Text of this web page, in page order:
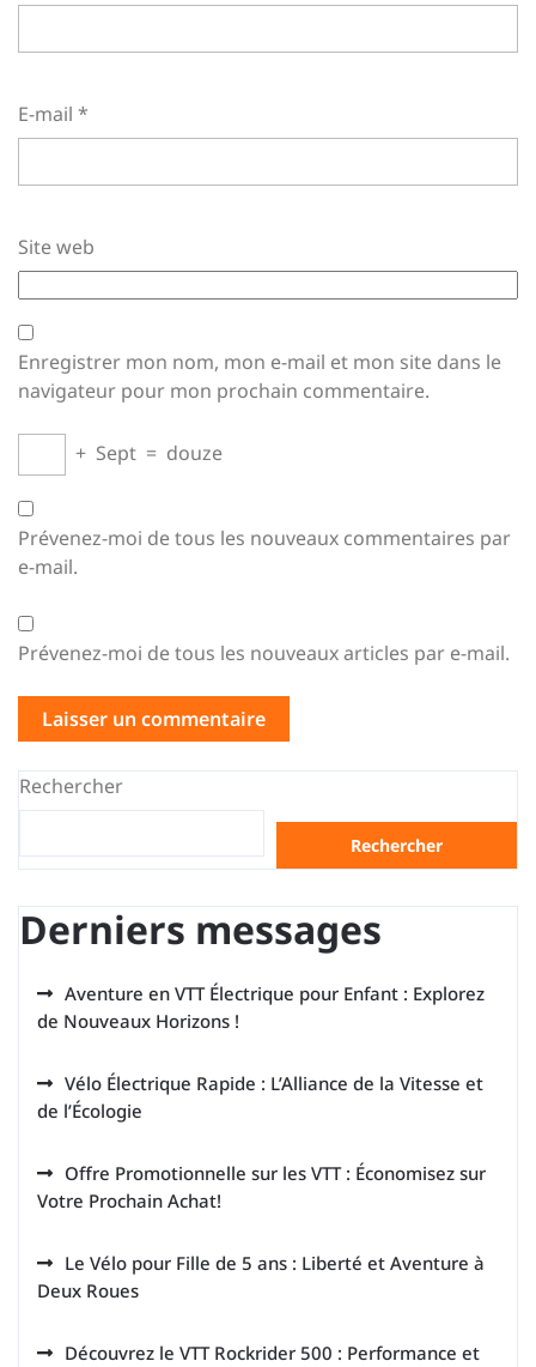
E-mail *
Site web
Enregistrer mon nom, mon e-mail et mon site dans le
navigateur pour mon prochain commentaire.
+ Sept = douze
Prévenez-moi de tous les nouveaux commentaires par
e-mail.
Prévenez-moi de tous les nouveaux articles par e-mail.
Rechercher
Rechercher
Derniers messages
Aventure en VTT Électrique pour Enfant : Explorez
de Nouveaux Horizons !
Vélo Électrique Rapide : L’Alliance de la Vitesse et
de l’Écologie
Offre Promotionnelle sur les VTT : Économisez sur
Votre Prochain Achat!
Le Vélo pour Fille de 5 ans : Liberté et Aventure à
Deux Roues
Découvrez le VTT Rockrider 500 : Performance et